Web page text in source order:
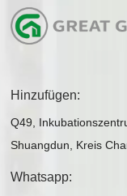
Hinzufügen:
Q49,
Shuangdun, Kreis
Whatsapp: